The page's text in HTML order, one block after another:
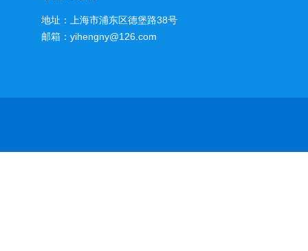
地址：上海市浦东区德堡路38号
邮箱：yihengny@126.com